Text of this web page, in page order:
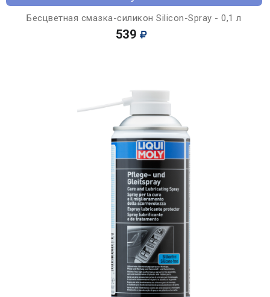
Бесцветная смазка-силикон Silicon-Spray - 0,1 л
539